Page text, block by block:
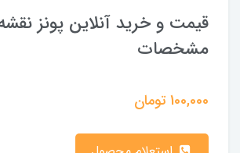
قیمت و خرید آنلاین پونز
مشخصات
100,000تومان